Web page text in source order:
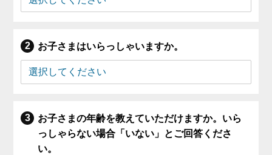
お子さまはいらっしゃいますか。
お子さまの年齢を教えていただけますか。いら
っしゃらない場合「いない」とご回答くださ
い。